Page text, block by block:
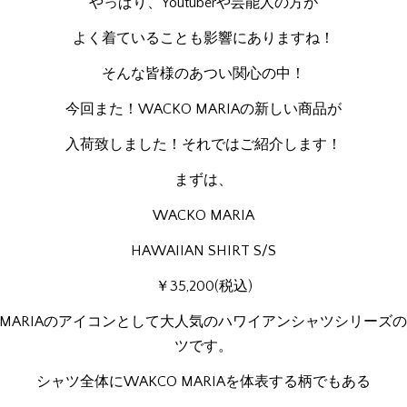
よく着ていることも影響にありますね！
そんな皆様のあつい関心の中！
今回また！WACKO MARIAの新しい商品が
入荷致しました！それではご紹介します！
まずは、
WACKO MARIA
HAWAIIAN SHIRT S/S
￥35,200(税込)
のアイコンとして大人気のハワイアンシャツシリーズ
ツです。
シャツ全体にWAKCO MARIAを体表する柄でもある